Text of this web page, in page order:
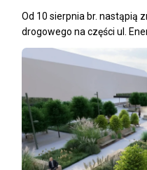
Od 10 sierpnia br. nastąpią
drogowego na części ul.